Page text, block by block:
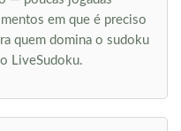
em que é preciso
quem domina o sudoku
LiveSudoku.